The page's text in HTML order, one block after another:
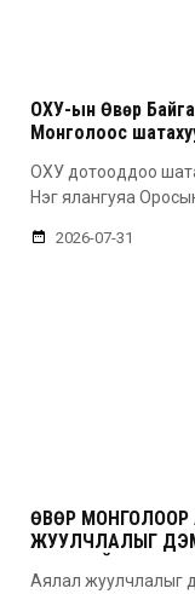
ОХУ-ын Өвөр
Монголоос
ОХУ дотооддоо
Нэг ялангуяа
2026-07-31
ӨВӨР
ЖУУЛЧЛАЛЫГ
УДААГИЙН НААДАМ
Аялал жуулчлалыг